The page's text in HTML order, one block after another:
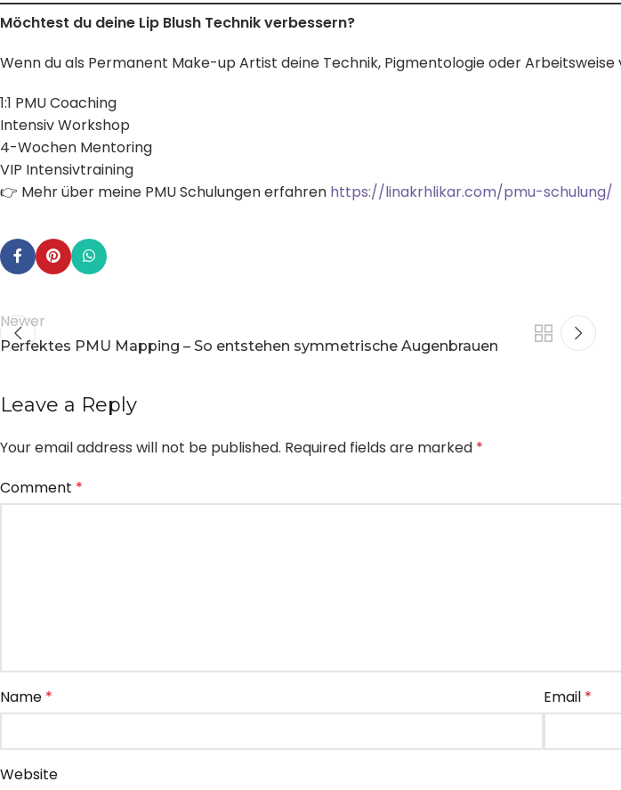
Möchtest du deine Lip Blush Technik verbessern?
Wenn du als Permanent Make-up Artist deine Technik, Pigmentologie oder
1:1 PMU Coaching
Intensiv Workshop
4-Wochen Mentoring
VIP Intensivtraining
👉 Mehr über meine PMU Schulungen erfahren https://linakrhlikar.com/pmu-schulung/
Newer
Perfektes PMU Mapping – So entstehen symmetrische Augenbrauen
Leave a Reply
Your email address will not be published. Required fields are marked *
Comment *
Name * Email *
Website